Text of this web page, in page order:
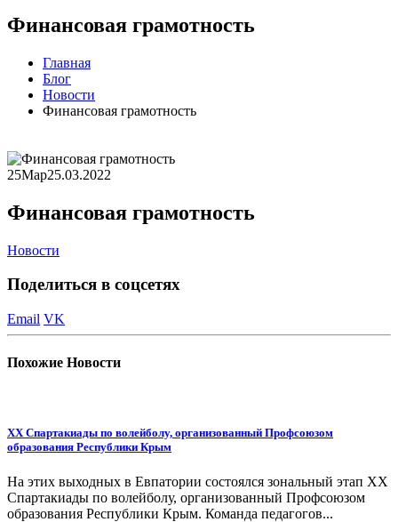
Финансовая грамотность
Главная
Блог
Новости
Финансовая грамотность
25Мар25.03.2022
Финансовая грамотность
Новости
Поделиться в соцсетях
Email VK
Похожие Новости
ХХ Спартакиады по волейболу, организованный Профсоюзом
образования Республики Крым
На этих выходных в Евпатории состоялся зональный этап ХХ
Спартакиады по волейболу, организованный Профсоюзом
образования Республики Крым. Команда педагогов...